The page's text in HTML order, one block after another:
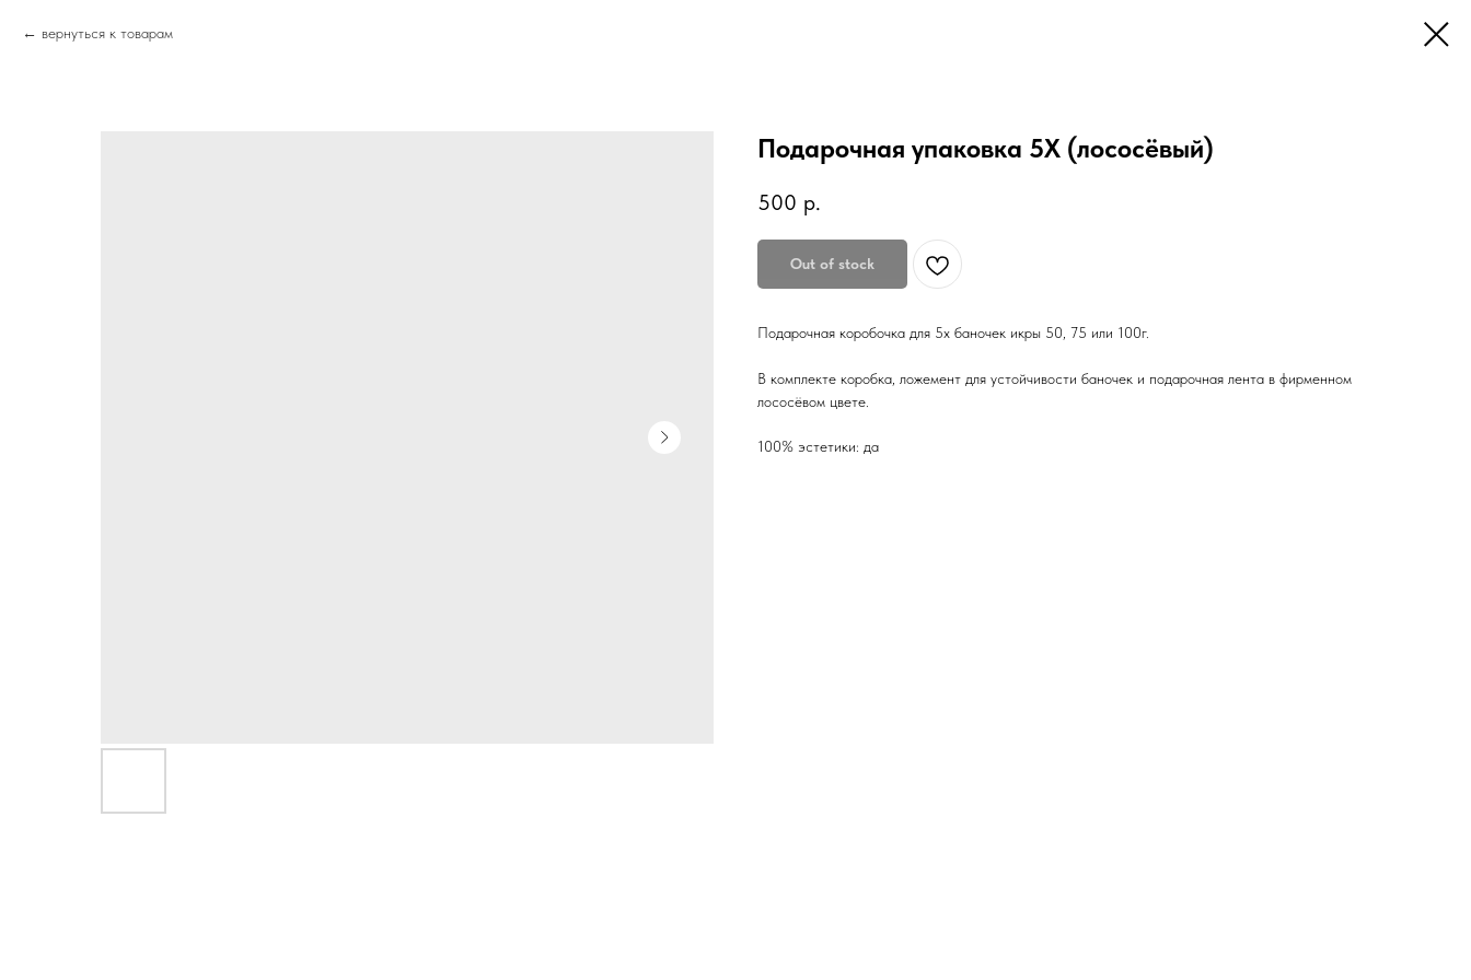
вернуться к товарам
Подарочная упаковка 5Х (лососёвый)
500 р.
Out of stock
Подарочная коробочка для 5х баночек икры 50, 75 или 100г.
В комплекте коробка, ложемент для устойчивости баночек и подарочная лента в фирменном
лососёвом цвете.
100% эстетики: да